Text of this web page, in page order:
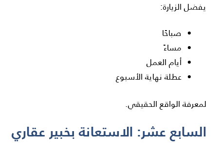
يفضل الزيارة:
صباحًا
مساءً
أيام العمل
عطلة نهاية الأسبوع
لمعرفة الواقع الحقيقي.
السابع عشر: الاستعانة بخبير عقاري